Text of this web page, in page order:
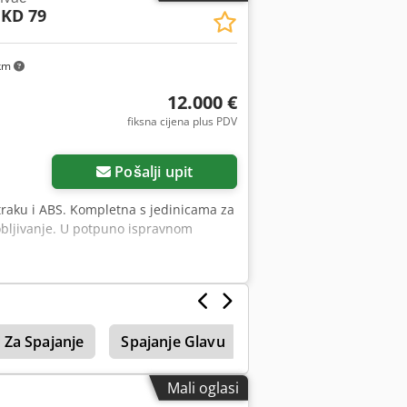
za brzo mijenjanje transportnog
podaci bez obveze, pogreške i
• Svi proizvodi ili strojevi kupljeni su
stroja prije nego što nađete. •
vaše upite odgovaramo samo uz
79
12.000 €
fiksna cijena plus PDV
Pošalji upit
i ABS. Kompletna s jedinicama za
U potpuno ispravnom
Za Spajanje Spajanje Glavu
Mali oglasi